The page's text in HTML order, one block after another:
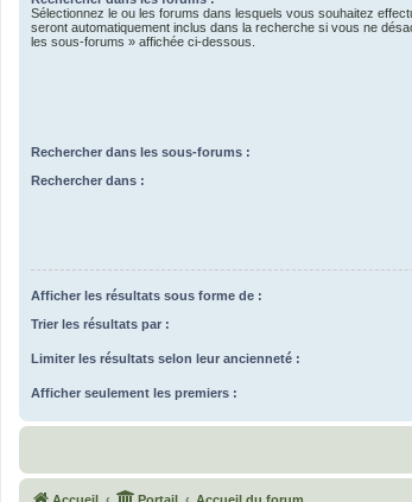
Sélectionnez le ou les forums dans lesquels vous souhaitez
seront automatiquement inclus dans la recherche si vous ne
les sous-forums » affichée ci-dessous.
Rechercher dans les sous-forums :
Rechercher dans :
Afficher les résultats sous forme de :
Trier les résultats par :
Limiter les résultats selon leur ancienneté :
Afficher seulement les premiers :